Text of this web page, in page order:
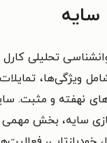
سایه
تحلیلی
ویژگی‌ها،
نهفته و مثبت.
سایه، بخش مهمی